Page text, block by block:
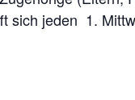
sich jeden 1.